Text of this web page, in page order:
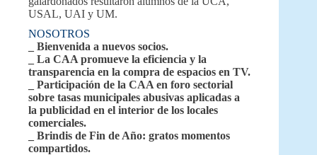
USAL, UAI y UM.
NOSOTROS
_ Bienvenida a nuevos socios.
_ La CAA promueve la eficiencia y la
transparencia en la compra de espacios en TV.
_ Participación de la CAA en foro sectorial
sobre tasas municipales abusivas aplicadas a
la publicidad en el interior de los locales
comerciales.
_ Brindis de Fin de Año: gratos momentos
compartidos.